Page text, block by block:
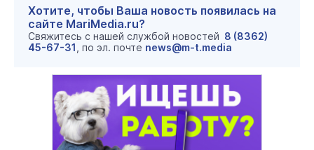
Хотите, чтобы Ваша новость появилась на
сайте MariMedia.ru?
Свяжитесь с нашей службой новостей 8 (8362)
45-67-31 , по эл. почте news@m-t.media